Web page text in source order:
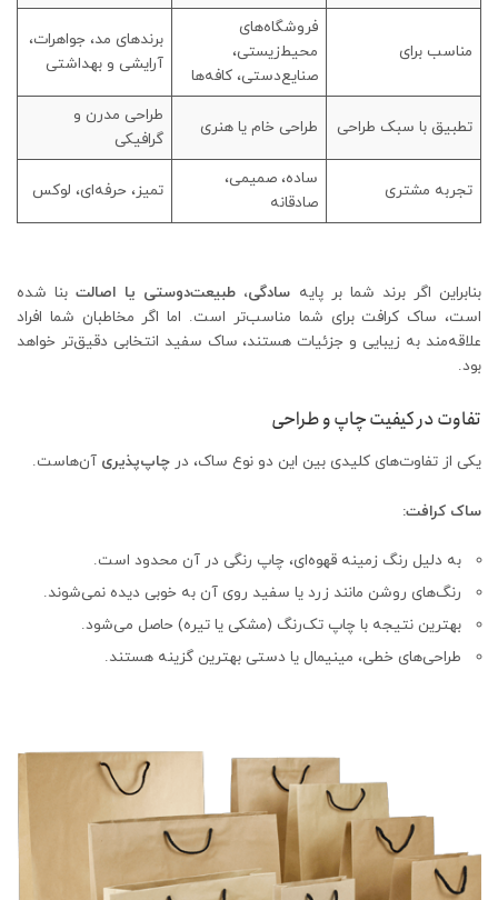
مناسب برای
فروشگاه‌های
محیط‌زیستی،
صنایع‌دستی، کافه‌ها
برندهای مد، جواهرات،
آرایشی و بهداشتی
تطبیق با سبک طراحی طراحی خام یا هنری
طراحی مدرن و
گرافیکی
تجربه مشتری
ساده، صمیمی،
صادقانه
تمیز، حرفه‌ای، لوکس
بنابراین اگر برند شما بر پایه سادگی، طبیعت‌دوستی یا اصالتبنا شده
است، ساک کرافت برای شما مناسب‌تر است. اما اگر مخاطبان شما افراد
علاقه‌مند به زیبایی و جزئیات هستند، ساک سفید انتخابی دقیق‌تر خواهد
بود.
تفاوت در کیفیت چاپ و طراحی
یکی از تفاوت‌های کلیدی بین این دو نوع ساک، در چاپ‌پذیری آن‌هاست.
ساک کرافت:
به دلیل رنگ زمینه قهوه‌ای، چاپ رنگی در آن محدود است.
رنگ‌های روشن مانند زرد یا سفید روی آن به خوبی دیده نمی‌شوند.
بهترین نتیجه با چاپ تک‌رنگ (مشکی یا تیره) حاصل می‌شود.
طراحی‌های خطی، مینیمال یا دستی بهترین گزینه هستند.